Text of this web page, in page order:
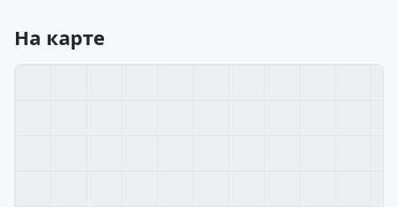
На карте